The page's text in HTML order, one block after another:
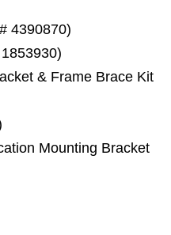
4390870)
& Frame Brace Kit
Mounting Bracket